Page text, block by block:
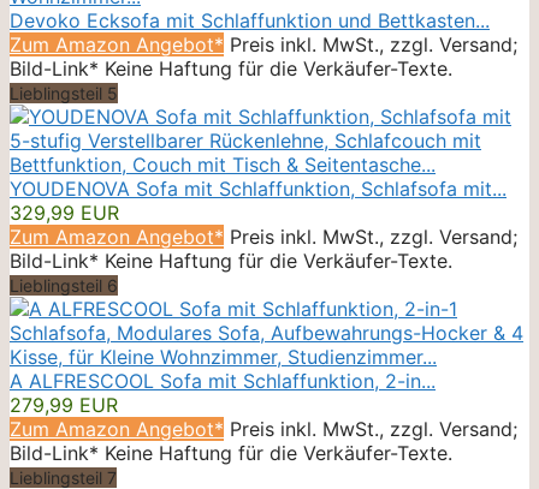
Devoko Ecksofa mit Schlaffunktion und Bettkasten...
Zum Amazon Angebot* Preis inkl. MwSt., zzgl. Versand;
Bild-Link* Keine Haftung für die Verkäufer-Texte.
Lieblingsteil 5
YOUDENOVA Sofa mit Schlaffunktion, Schlafsofa mit...
329,99 EUR
Zum Amazon Angebot* Preis inkl. MwSt., zzgl. Versand;
Bild-Link* Keine Haftung für die Verkäufer-Texte.
Lieblingsteil 6
A ALFRESCOOL Sofa mit Schlaffunktion, 2-in...
279,99 EUR
Zum Amazon Angebot* Preis inkl. MwSt., zzgl. Versand;
Bild-Link* Keine Haftung für die Verkäufer-Texte.
Lieblingsteil 7